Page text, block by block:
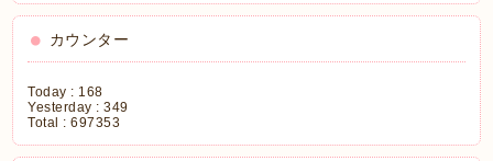
カウンター
Today : 168
Yesterday :349
Total :697353